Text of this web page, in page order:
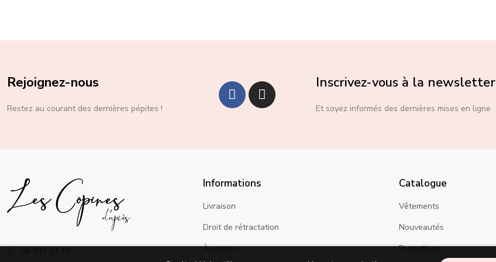
Rejoignez-nous
Restez au courant des dernières pépites !
Inscrivez-vous à la newsletter
Et soyez informés des dernières mises en ligne
Informations
Livraison
Droit de rétractation
À propos
Catalogue
Vêtements
Nouveautés
Promotions